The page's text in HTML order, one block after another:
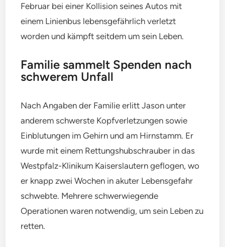
Februar bei einer Kollision seines Autos mit
einem Linienbus lebensgefährlich verletzt
worden und kämpft seitdem um sein Leben.
Familie sammelt Spenden nach
schwerem Unfall
Nach Angaben der Familie erlitt Jason unter
anderem schwerste Kopfverletzungen sowie
Einblutungen im Gehirn und am Hirnstamm. Er
wurde mit einem Rettungshubschrauber in das
Westpfalz-Klinikum Kaiserslautern geflogen, wo
er knapp zwei Wochen in akuter Lebensgefahr
schwebte. Mehrere schwerwiegende
Operationen waren notwendig, um sein Leben zu
retten.